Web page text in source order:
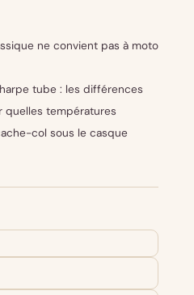
ne convient pas à moto
tube : les différences
quelles températures
col sous le casque